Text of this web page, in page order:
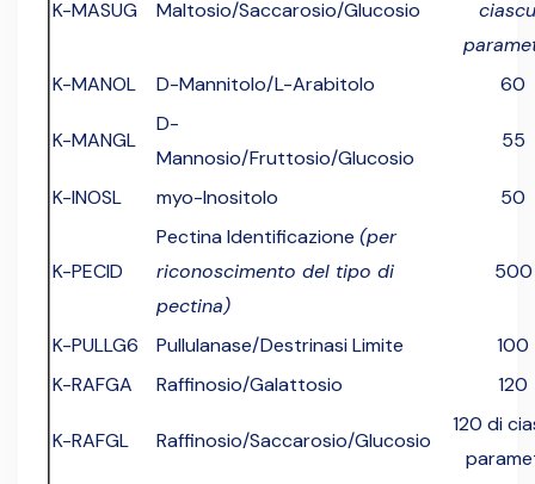
K-MASUG Maltosio/Saccarosio/Glucosio
K-MANOL
D-Mannitolo/L-Arabitolo 60
K-MANGL
D-
Mannosio/Fruttosio/Glucosio
55
K-INOSL myo-Inositolo 50
K-PECID
Pectina Identificazione (per
riconoscimento del tipo di
pectina)
500
K-PULLG6 Pullulanase/Destrinasi Limite
100
K-RAFGA
Raffinosio/Galattosio 120
K-RAFGL Raffinosio/Saccarosio/Glucosio
120 di